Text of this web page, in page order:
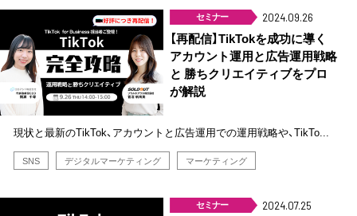
セミナー 2024.09.26
【再配信】TikTokを成功に導く
アカウント運用と広告運用戦略
と 勝ちクリエイティブをプロ
が解説
現状と最新のTikTok、アカウントと広告運用での運用戦略や、TikTo...
SNS デジタルマーケティング マーケティング
セミナー 2024.07.25